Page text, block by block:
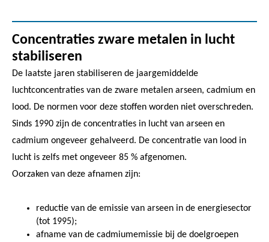
Concentraties zware metalen in lucht
stabiliseren
De laatste jaren stabiliseren de jaargemiddelde
luchtconcentraties van de zware metalen arseen, cadmium en
lood. De normen voor deze stoffen worden niet overschreden.
Sinds 1990 zijn de concentraties in lucht van arseen en
cadmium ongeveer gehalveerd. De concentratie van lood in
lucht is zelfs met ongeveer 85 % afgenomen.
Oorzaken van deze afnamen zijn:
reductie van de emissie van arseen in de energiesector
(tot 1995);
afname van de cadmiumemissie bij de doelgroepen